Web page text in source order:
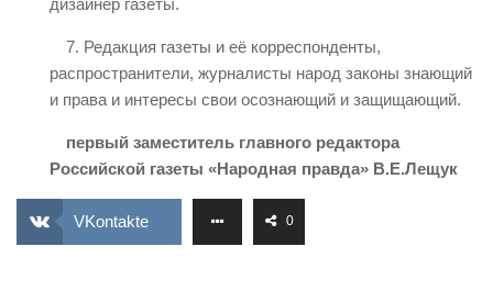
7. Редакция газеты и её корреспонденты,
распространители, журналисты народ законы знающий
и права и интересы свои осознающий и защищающий.
первый заместитель главного редактора
Российской газеты «Народная правда» В.Е.Лещук
VKontakte 0